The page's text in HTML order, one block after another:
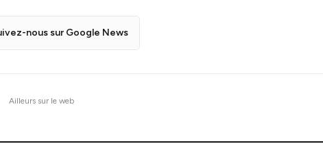
nous sur Google News
Ailleurs sur le web